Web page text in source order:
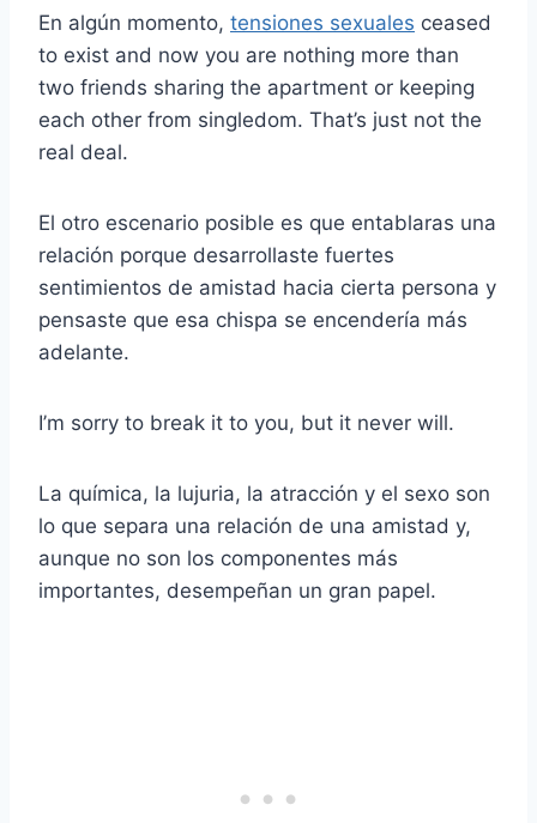
En algún momento, tensiones sexuales ceased
to exist and now you are nothing more than
two friends sharing the apartment or keeping
each other from singledom. That’s just not the
real deal.
El otro escenario posible es que entablaras una
relación porque desarrollaste fuertes
sentimientos de amistad hacia cierta persona y
pensaste que esa chispa se encendería más
adelante.
I’m sorry to break it to you, but it never will.
La química, la lujuria, la atracción y el sexo son
lo que separa una relación de una amistad y,
aunque no son los componentes más
importantes, desempeñan un gran papel.